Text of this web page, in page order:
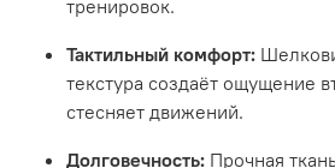
тренировок.
Тактильный комфорт:
текстура создаёт ощущение
стесняет движений.
Долговечность: Прочная